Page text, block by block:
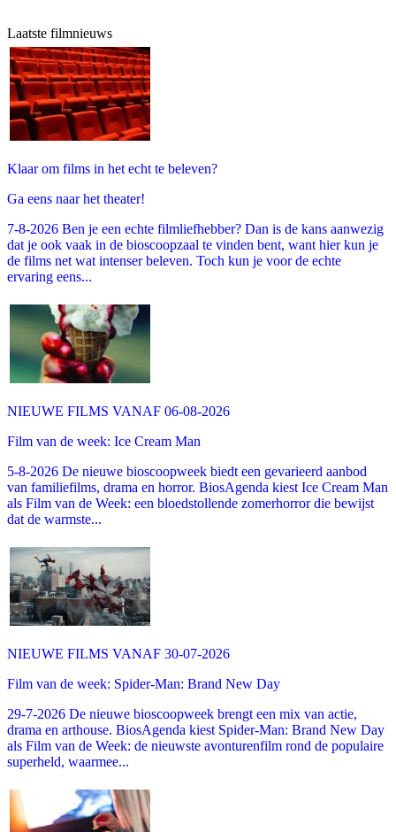
Laatste filmnieuws
Klaar om films in het echt te beleven?
Ga eens naar het theater!
7-8-2026 Ben je een echte filmliefhebber? Dan is de kans aanwezig
dat je ook vaak in de bioscoopzaal te vinden bent, want hier kun je
de films net wat intenser beleven. Toch kun je voor de echte
ervaring eens...
NIEUWE FILMS VANAF 06-08-2026
Film van de week: Ice Cream Man
5-8-2026 De nieuwe bioscoopweek biedt een gevarieerd aanbod
van familiefilms, drama en horror. BiosAgenda kiest Ice Cream Man
als Film van de Week: een bloedstollende zomerhorror die bewijst
dat de warmste...
NIEUWE FILMS VANAF 30-07-2026
Film van de week: Spider-Man: Brand New Day
29-7-2026 De nieuwe bioscoopweek brengt een mix van actie,
drama en arthouse. BiosAgenda kiest Spider-Man: Brand New Day
als Film van de Week: de nieuwste avonturenfilm rond de populaire
superheld, waarmee...